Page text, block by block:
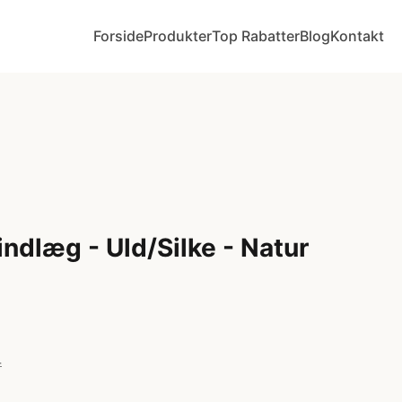
ForsideProdukterTop RabatterBlogKontakt
- Uld/Silke - Natur